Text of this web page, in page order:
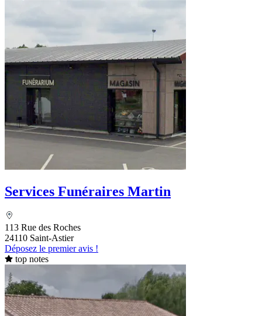
Services Funéraires Martin
113 Rue des Roches
24110 Saint-Astier
Déposez le premier avis !
top notes